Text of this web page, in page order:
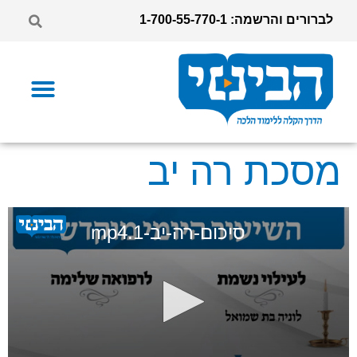
לברורים והרשמה: 1-700-55-770-1
מסכת רה יב
סיכום-רה-יב-1.mp4